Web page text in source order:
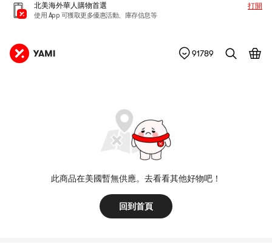
北美海外華人購物首選
使用 App 可獲取更多優惠活動、庫存信息等
打開
91789
此商品在美國暫無供應。去看看其他好物吧！
回到首頁